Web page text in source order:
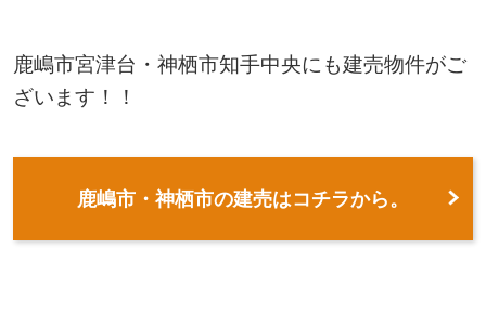
鹿嶋市宮津台・神栖市知手中央にも建売物件がご
ざいます！！
鹿嶋市・神栖市の建売はコチラから。